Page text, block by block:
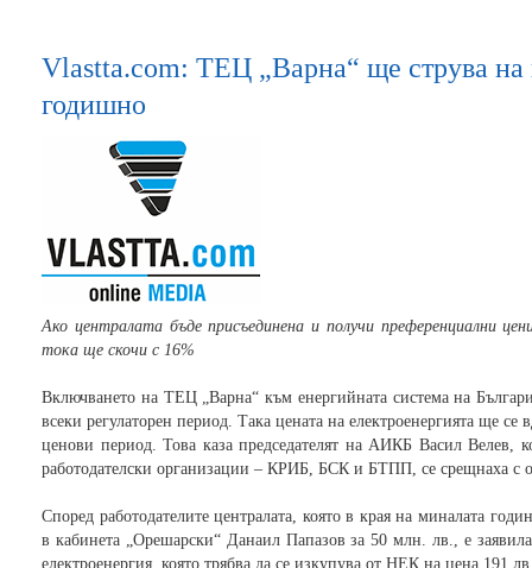
Vlastta.com: ТЕЦ „Варна“ ще струва на
годишно
Ако централата бъде присъединена и получи преференциални
тока ще скочи с 16%
Включването на ТЕЦ „Варна“ към енергийната система на
всеки регулаторен период. Така цената на електроенергията ще се
ценови период. Това каза председателят на АИКБ Васил Велев,
работодателски организации – КРИБ, БСК и БТПП, се срещнаха с
Според работодателите централата, която в края на миналата
в кабинета „Орешарски“ Данаил Папазов за 50 млн. лв., е
електроенергия, която трябва да се изкупува от НЕК на цена 191